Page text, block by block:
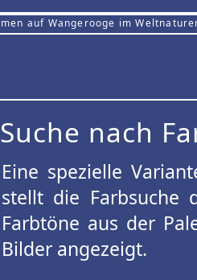
auf Wangerooge im
Suche nach
Eine spezielle
stellt die Farbsuche
Farbtöne aus der
Bilder angezeigt.